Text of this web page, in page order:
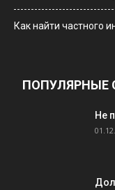
Как найти частного
ПОПУЛЯРНЫЕ
Не